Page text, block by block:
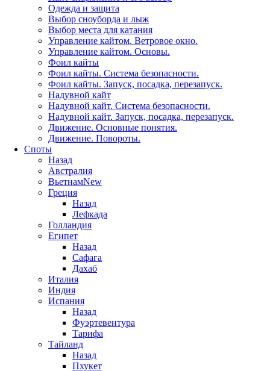
Одежда и защита
Выбор сноуборда и лыж
Выбор места для катания
Управление кайтом. Ветровое окно.
Управление кайтом. Основы.
Фоил кайты
Фоил кайты. Система безопасности.
Фоил кайты. Запуск, посадка, перезапуск.
Надувной кайт
Надувной кайт. Система безопасности.
Надувной кайт. Запуск, посадка, перезапуск.
Движение. Основные понятия.
Движение. Повороты.
Споты
Назад
Австралия
ВьетнамNew
Греция
Назад
Лефкада
Голландия
Египет
Назад
Сафага
Дахаб
Италия
Индия
Испания
Назад
Фуэртевентура
Тарифа
Тайланд
Назад
Пхукет